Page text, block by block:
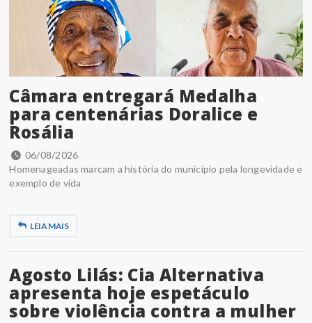
Câmara entregará Medalha
para centenárias Doralice e
Rosália
06/08/2026
Homenageadas marcam a história do município pela longevidade e
exemplo de vida
LEIA MAIS
Agosto Lilás: Cia Alternativa
apresenta hoje espetáculo
sobre violência contra a mulher